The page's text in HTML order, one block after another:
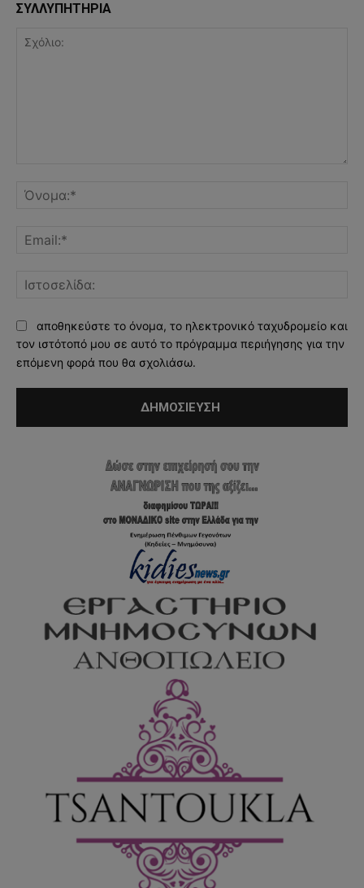
ΣΥΛΛΥΠΗΤΗΡΙΑ
αποθηκεύστε το όνομα, το ηλεκτρονικό ταχυδρομείο και
τον ιστότοπό μου σε αυτό το πρόγραμμα περιήγησης για την
επόμενη φορά που θα σχολιάσω.